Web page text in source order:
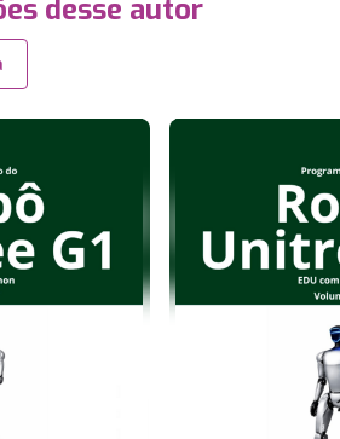
desse autor